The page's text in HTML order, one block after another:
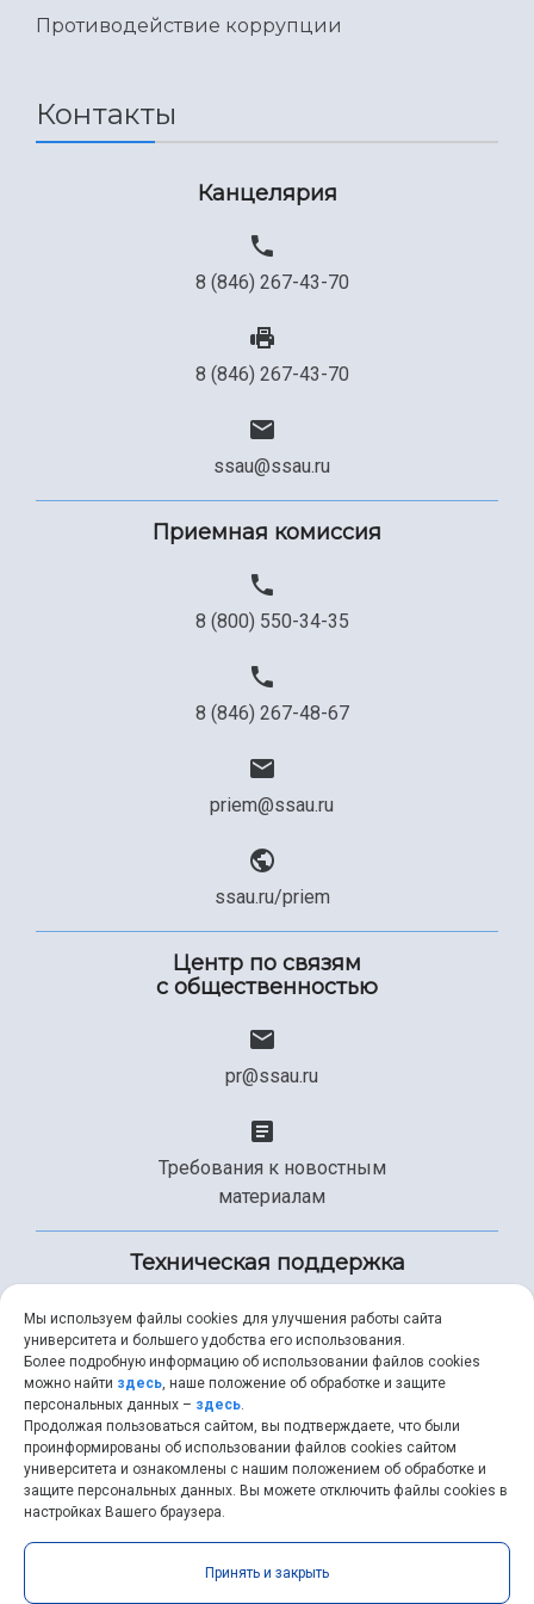
Официальные документы
Противодействие коррупции
Контакты
Канцелярия
8 (846) 267-43-70
8 (846) 267-43-70
ssau@ssau.ru
Приемная комиссия
8 (800) 550-34-35
8 (846) 267-48-67
priem@ssau.ru
ssau.ru/priem
Центр по связям
с общественностью
pr@ssau.ru
Требования к новостным
материалам
Техническая поддержка
+7 (846) 267-49-99
help@ssau.ru
Самарский университет © 2026 |ssau.ru
RSS
Мы используем файлы cookies для улучшения работы сайта
университета и большего удобства его использования.
Более подробную информацию об использовании файлов cookies
можно найти здесь, наше положение об обработке и защите
персональных данных – здесь.
Продолжая пользоваться сайтом, вы подтверждаете, что были
проинформированы об использовании файлов cookies сайтом
университета и ознакомлены с нашим положением об обработке и
защите персональных данных. Вы можете отключить файлы cookies в
настройках Вашего браузера.
Принять и закрыть